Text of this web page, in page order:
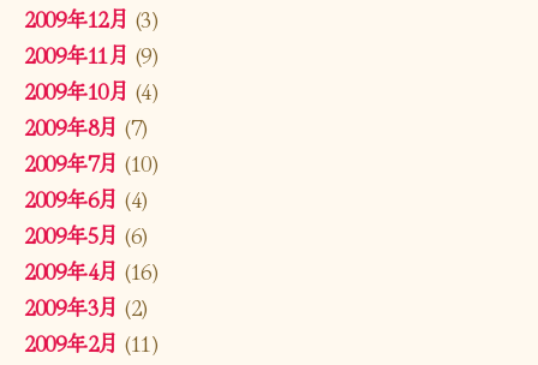
2009年12月 (3)
2009年11月 (9)
2009年10月 (4)
2009年8月 (7)
2009年7月 (10)
2009年6月 (4)
2009年5月 (6)
2009年4月 (16)
2009年3月 (2)
2009年2月 (11)